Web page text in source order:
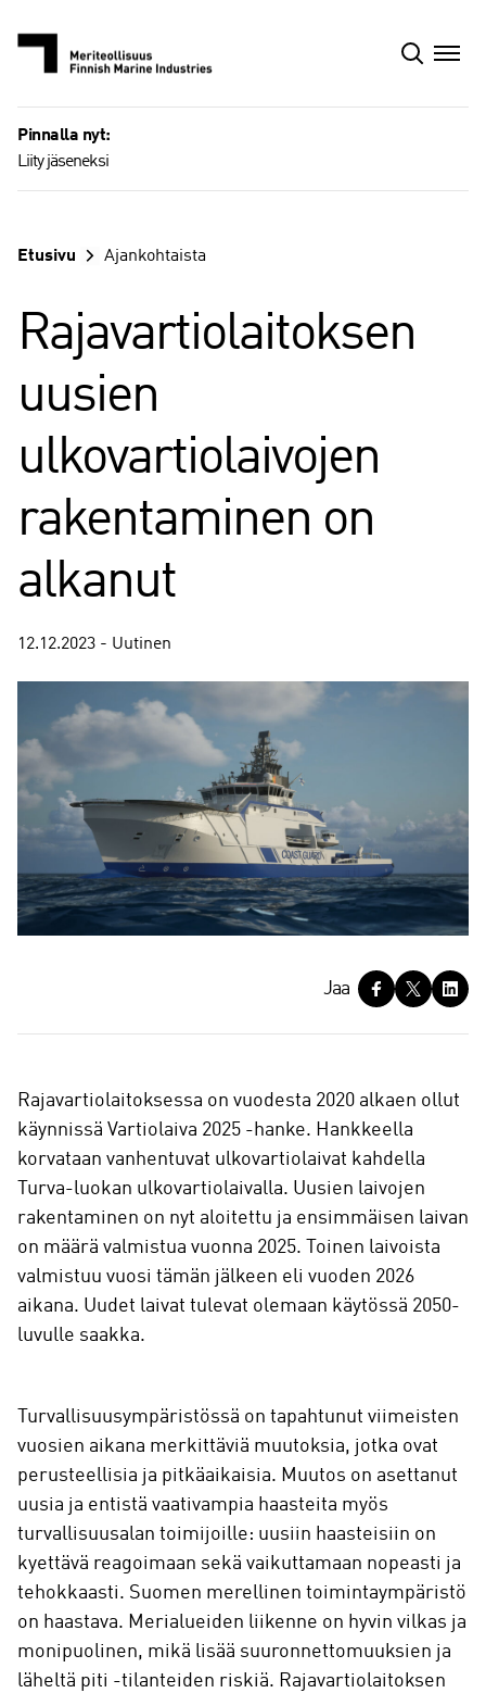
sisältöön
Pinnalla nyt:
Liity jäseneksi
Etusivu Ajankohtaista
Rajavartiolaitoksen
uusien
ulkovartiolaivojen
rakentaminen on
alkanut
12.12.2023 - Uutinen
a
Jaa
Rajavartiolaitoksessa on vuodesta 2020 alkaen ollut
käynnissä Vartiolaiva 2025 -hanke. Hankkeella
korvataan vanhentuvat ulkovartiolaivat kahdella
Turva-luokan ulkovartiolaivalla. Uusien laivojen
rakentaminen on nyt aloitettu ja ensimmäisen laivan
on määrä valmistua vuonna 2025. Toinen laivoista
valmistuu vuosi tämän jälkeen eli vuoden 2026
aikana. Uudet laivat tulevat olemaan käytössä 2050-
luvulle saakka.
Turvallisuusympäristössä on tapahtunut viimeisten
vuosien aikana merkittäviä muutoksia, jotka ovat
perusteellisia ja pitkäaikaisia. Muutos on asettanut
uusia ja entistä vaativampia haasteita myös
turvallisuusalan toimijoille: uusiin haasteisiin on
kyettävä reagoimaan sekä vaikuttamaan nopeasti ja
tehokkaasti. Suomen merellinen toimintaympäristö
on haastava. Merialueiden liikenne on hyvin vilkas ja
monipuolinen, mikä lisää suuronnettomuuksien ja
läheltä piti -tilanteiden riskiä. Rajavartiolaitoksen